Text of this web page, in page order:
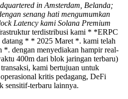
in Amsterdam, Belanda;
senang hati mengumumkan
Latency kami Solana Premium
terdistribusi kami * *ERPC
* * 2025 Maret *. kami telah
*. dengan menyediakan hampir real-
400m dari blok jaringan terbaru)
kami bertujuan untuk
kritis pedagang, DeFi
sensitif-terbaru lainnya.